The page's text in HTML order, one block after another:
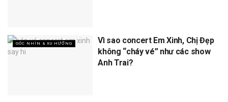
GÓC NHÌN & XU HƯỚNG
Vì sao concert Em Xinh, Chị Đẹp
không “cháy vé” như các show
Anh Trai?